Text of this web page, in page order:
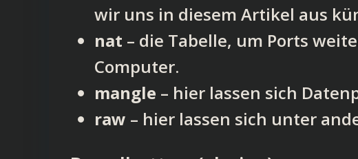
wir uns in diesem Artikel aus
nat – die Tabelle, um Ports
Computer.
mangle – hier lassen sich
raw – hier lassen sich unter